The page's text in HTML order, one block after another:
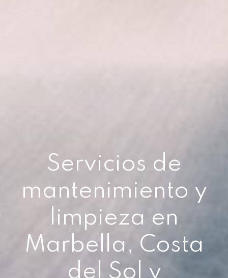
Servicios de
mantenimiento y
limpieza en
Marbella, Costa
del Sol y